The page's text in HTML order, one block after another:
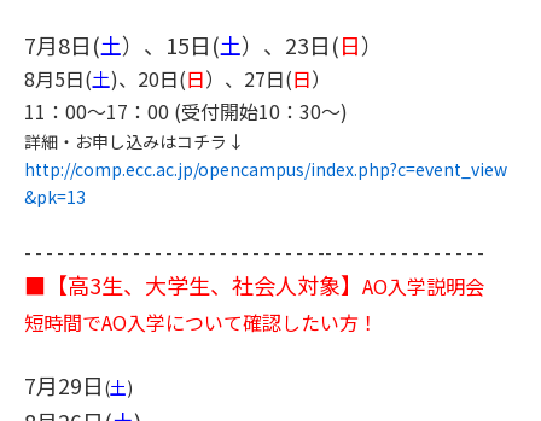
7月8日(土）、15日(土）、23日(日）
​8月5日(土)、20日(日）、27日(日）
11：00～17：00 (受付開始10：30～)
詳細・お申し込みはコチラ↓
http://comp.ecc.ac.jp/opencampus/index.php?c=event_view
&pk=13​
- - - - - - - - - - - - - - - - - - - - - - - - - - - -- - - - - - - - - - - - - - - ​
■【高3生、大学生、社会人対象】 AO入学説明会
短時間でAO入学について確認したい方！
7月29日 (土)